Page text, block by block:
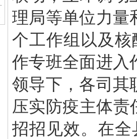
新动能
理局等单位力量
个工作组以及
作专班全面进入
领导下，各司其
压实防疫主体责
招招见效。在